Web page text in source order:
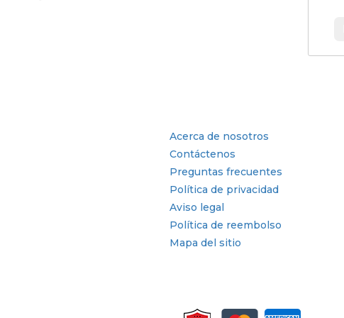
Acerca de nosotros
Contáctenos
Preguntas frecuentes
Política de privacidad
Aviso legal
Política de reembolso
Mapa del sitio